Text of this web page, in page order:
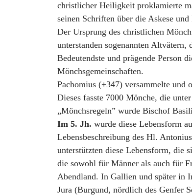
christlicher Heiligkeit proklamierte
seinen Schriften über die Askese
Der Ursprung des christlichen
unterstanden sogenannten
Bedeutendste und prägende Person
Mönchsgemeinschaften.
Pachomius (+347) versammelte und
Dieses fasste 7000 Mönche, die
„Mönchsregeln” wurde Bischof
Im 5. Jh. wurde diese Lebensform
Lebensbeschreibung des Hl.
unterstützten diese Lebensform, die
die sowohl für Männer als auch für
Abendland. In Gallien und später in
Jura (Burgund, nördlich des Genfer